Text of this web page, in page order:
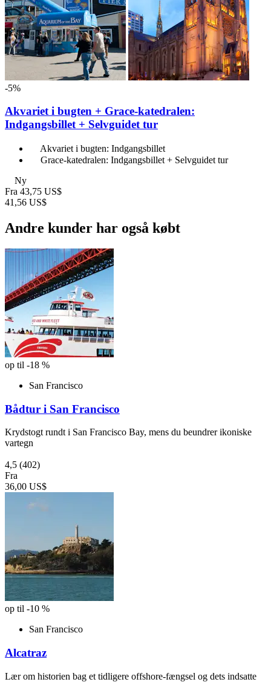
-5%
Akvariet i bugten + Grace-katedralen:
Indgangsbillet + Selvguidet tur
Akvariet i bugten: Indgangsbillet
Grace-katedralen: Indgangsbillet + Selvguidet tur
Ny
Fra 43,75 US$
41,56 US$
Andre kunder har også købt
op til -18 %
San Francisco
Bådtur i San Francisco
Krydstogt rundt i San Francisco Bay, mens du beundrer ikoniske
vartegn
4,5 (402)
Fra
36,00 US$
op til -10 %
San Francisco
Alcatraz
Lær om historien bag et tidligere offshore-fængsel og dets indsatte